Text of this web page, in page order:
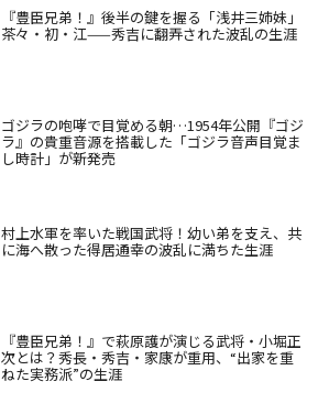
『豊臣兄弟！』後半の鍵を握る「浅井三姉妹」
茶々・初・江——秀吉に翻弄された波乱の生涯
ゴジラの咆哮で目覚める朝…1954年公開『ゴジ
ラ』の貴重音源を搭載した「ゴジラ音声目覚ま
し時計」が新発売
村上水軍を率いた戦国武将！幼い弟を支え、共
に海へ散った得居通幸の波乱に満ちた生涯
『豊臣兄弟！』で萩原護が演じる武将・小堀正
次とは？秀長・秀吉・家康が重用、“出家を重
ねた実務派”の生涯